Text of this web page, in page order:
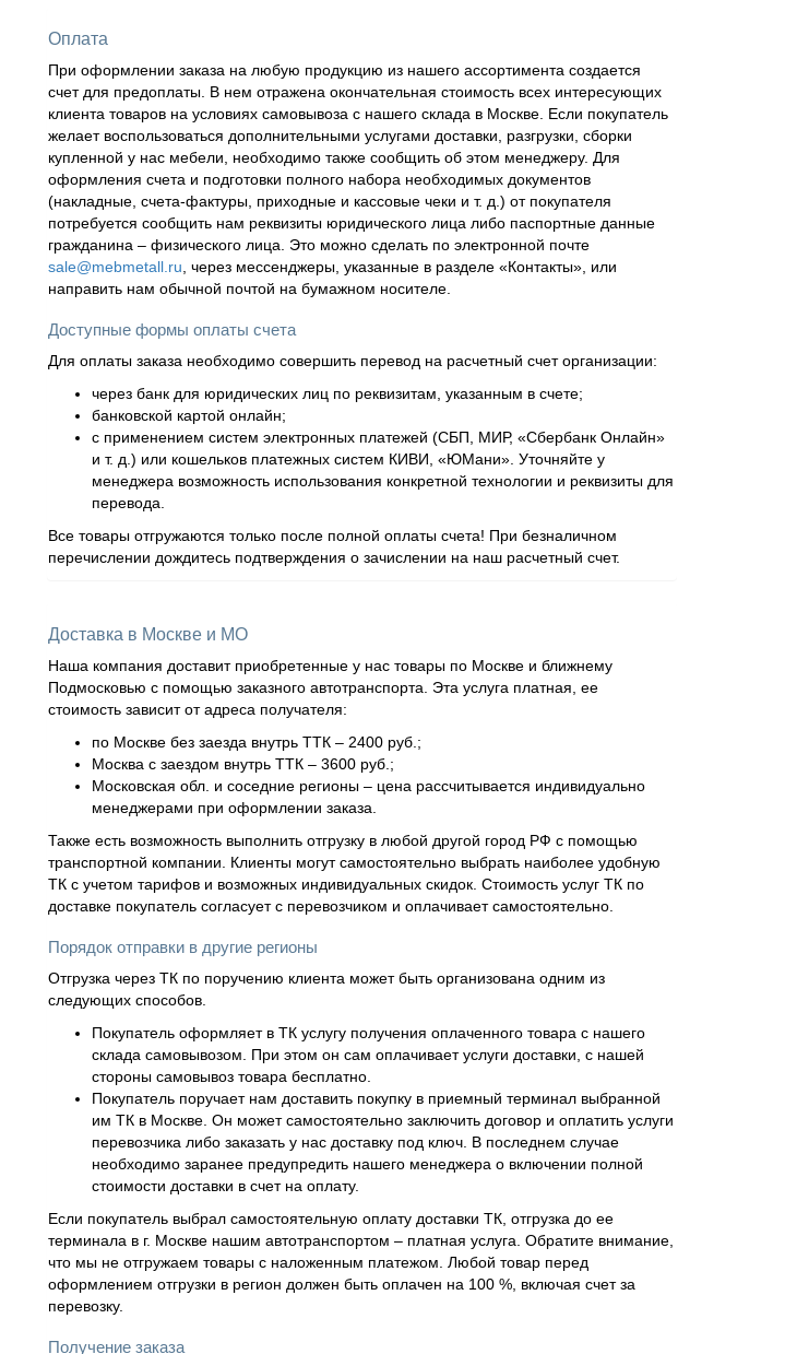
Оплата
При оформлении заказа на любую продукцию из нашего ассортимента создается
счет для предоплаты. В нем отражена окончательная стоимость всех интересующих
клиента товаров на условиях самовывоза с нашего склада в Москве. Если покупатель
желает воспользоваться дополнительными услугами доставки, разгрузки, сборки
купленной у нас мебели, необходимо также сообщить об этом менеджеру. Для
оформления счета и подготовки полного набора необходимых документов
(накладные, счета-фактуры, приходные и кассовые чеки и т. д.) от покупателя
потребуется сообщить нам реквизиты юридического лица либо паспортные данные
гражданина – физического лица. Это можно сделать по электронной почте
sale@mebmetall.ru, через мессенджеры, указанные в разделе «Контакты», или
направить нам обычной почтой на бумажном носителе.
Доступные формы оплаты счета
Для оплаты заказа необходимо совершить перевод на расчетный счет организации:
через банк для юридических лиц по реквизитам, указанным в счете;
банковской картой онлайн;
с применением систем электронных платежей (СБП, МИР, «Сбербанк Онлайн»
и т. д.) или кошельков платежных систем КИВИ, «ЮМани». Уточняйте у
менеджера возможность использования конкретной технологии и реквизиты для
перевода.
Все товары отгружаются только после полной оплаты счета! При безналичном
перечислении дождитесь подтверждения о зачислении на наш расчетный счет.
Доставка в Москве и МО
Наша компания доставит приобретенные у нас товары по Москве и ближнему
Подмосковью с помощью заказного автотранспорта. Эта услуга платная, ее
стоимость зависит от адреса получателя:
по Москве без заезда внутрь ТТК – 2400 руб.;
Москва с заездом внутрь ТТК – 3600 руб.;
Московская обл. и соседние регионы – цена рассчитывается индивидуально
менеджерами при оформлении заказа.
Также есть возможность выполнить отгрузку в любой другой город РФ с помощью
транспортной компании. Клиенты могут самостоятельно выбрать наиболее удобную
ТК с учетом тарифов и возможных индивидуальных скидок. Стоимость услуг ТК по
доставке покупатель согласует с перевозчиком и оплачивает самостоятельно.
Порядок отправки в другие регионы
Отгрузка через ТК по поручению клиента может быть организована одним из
следующих способов.
Покупатель оформляет в ТК услугу получения оплаченного товара с нашего
склада самовывозом. При этом он сам оплачивает услуги доставки, с нашей
стороны самовывоз товара бесплатно.
Покупатель поручает нам доставить покупку в приемный терминал выбранной
им ТК в Москве. Он может самостоятельно заключить договор и оплатить услуги
перевозчика либо заказать у нас доставку под ключ. В последнем случае
необходимо заранее предупредить нашего менеджера о включении полной
стоимости доставки в счет на оплату.
Если покупатель выбрал самостоятельную оплату доставки ТК, отгрузка до ее
терминала в г. Москве нашим автотранспортом – платная услуга. Обратите внимание,
что мы не отгружаем товары с наложенным платежом. Любой товар перед
оформлением отгрузки в регион должен быть оплачен на 100 %, включая счет за
перевозку.
Получение заказа